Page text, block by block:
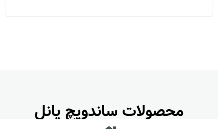
محصولات ساندویچ پانل